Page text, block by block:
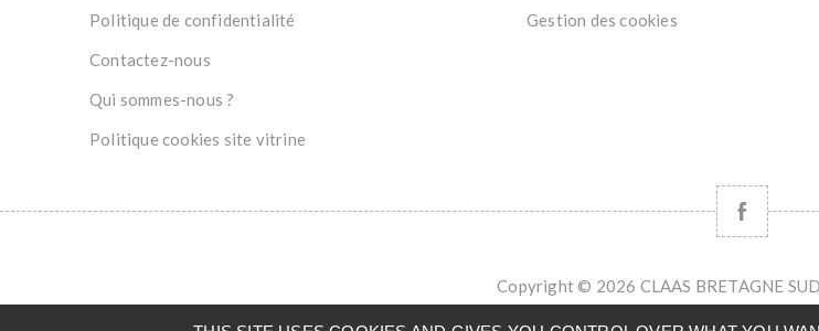
Politique de confidentialité
Contactez-nous
Qui sommes-nous ?
Politique cookies site vitrine
Gestion des cookies
Copyright © 2026 CLAAS BRETAGNE